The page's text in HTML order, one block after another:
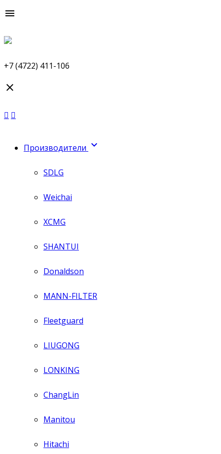

+7 (4722) 411-106

Производители 
SDLG
Weichai
XCMG
SHANTUI
Donaldson
MANN-FILTER
Fleetguard
LIUGONG
LONKING
ChangLin
Manitou
Hitachi